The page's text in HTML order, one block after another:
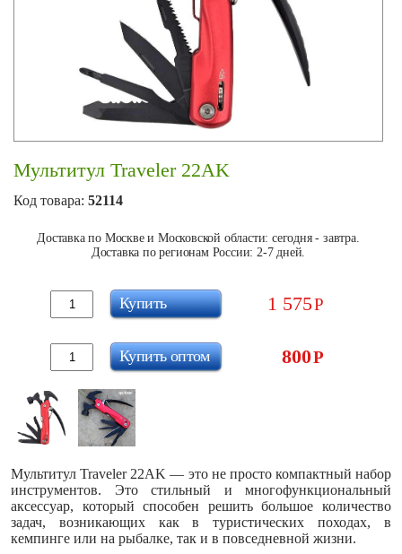
Мультитул Traveler 22AK
Код товара: 52114
Доставка по Москве и Московской области: сегодня - завтра.
Доставка по регионам России: 2-7 дней.
1 575Р
Купить
800Р
Купить оптом
Мультитул Traveler 22AK — это не просто компактный набор
инструментов. Это стильный и многофункциональный
аксессуар, который способен решить большое количество
задач, возникающих как в туристических походах, в
кемпинге или на рыбалке, так и в повседневной жизни.